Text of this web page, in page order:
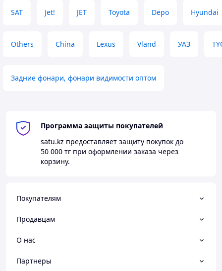
SAT Jet! JET Toyota Depo Hyundai
Others China Lexus Vland УАЗ
Задние фонари, фонари видимости оптом
Программа защиты покупателей
satu.kz предоставляет защиту покупок до
50 000 тг при оформлении заказа через
корзину.
Покупателям
Продавцам
О нас
Партнеры